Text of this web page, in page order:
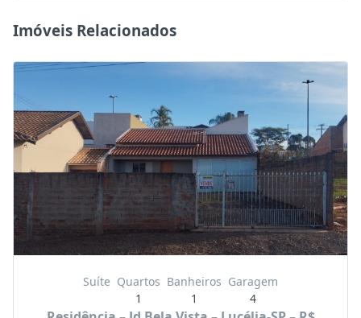
Imóveis Relacionados
Suíte Quartos
1
Banheiros
1
Garagem
4